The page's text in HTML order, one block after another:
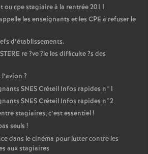
ou cpe stagiaire à la rentrée 2011
les enseignants et les CPE à refuser le
d’établissements.
re?ve?le les difficulte?s des
?
SNESCréteil Infos rapides n°1
SNESCréteil Infos rapides n°2
stagiaires, c’est essentiel!
seuls !
dans le cinéma pour lutter contre les
aux stagiaires